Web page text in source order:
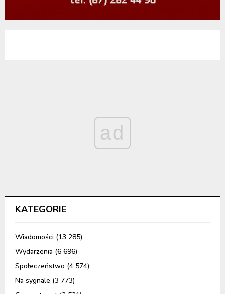
ad
KATEGORIE
Wiadomości (13 285)
Wydarzenia (6 696)
Społeczeństwo (4 574)
Na sygnale (3 773)